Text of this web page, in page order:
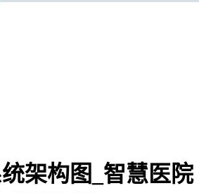
架构图_智慧医院